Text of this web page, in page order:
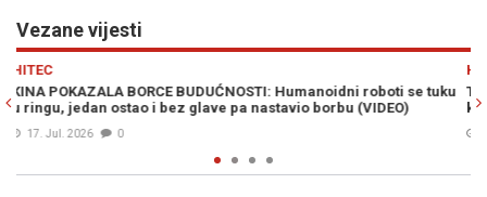
Vezane vijesti
se tuku TEHNOLOŠKA REVOLUCIJA U KINI: Humanoidni roboti
kontrolu nad saobraćajem, stižu i policijska pojačanja
04. Maj 2026